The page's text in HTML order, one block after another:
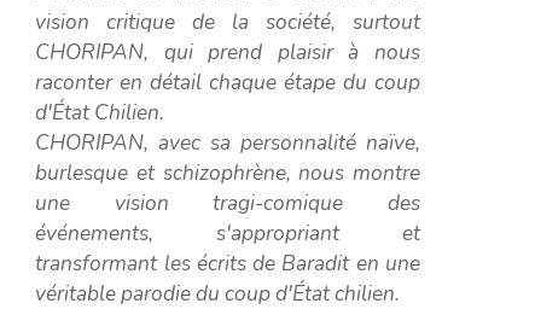
vision critique de la société, surtout
CHORIPAN, qui prend plaisir à nous
raconter en détail chaque étape du coup
d'État Chilien.
CHORIPAN, avec sa personnalité naïve,
burlesque et schizophrène, nous montre
une vision tragi-comique des
événements, s'appropriant et
transformant les écrits de Baradit en une
véritable parodie du coup d'État chilien.